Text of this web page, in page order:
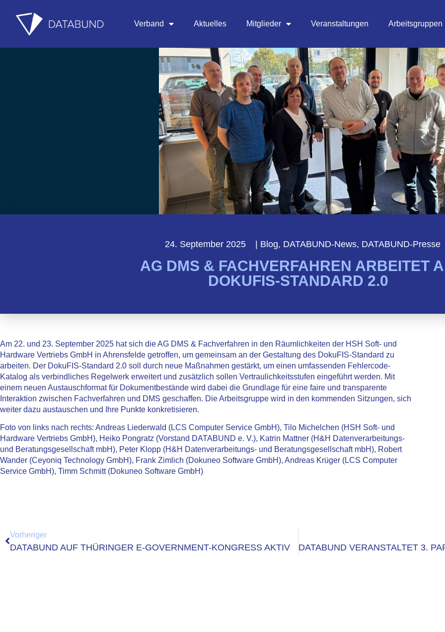
Verband Aktuelles Mitglieder Veranstaltungen Arbeitsgruppen
24. September 2025 Blog, DATABUND-News, DATABUND-Presse
AG DMS & FACHVERFAHREN ARBEITET
DOKUFIS-STANDARD 2.0
Am 22. und 23. September 2025 hat sich die AG DMS & Fachverfahren in den Räumlichkeiten der HSH Soft- und
Hardware Vertriebs GmbH in Ahrensfelde getroffen, um gemeinsam an der Gestaltung des DokuFIS-Standard zu
arbeiten. Der DokuFIS-Standard 2.0 soll durch neue Maßnahmen gestärkt, um einen umfassenden Fehlercode-
Katalog als verbindliches Regelwerk erweitert und zusätzlich sollen Vertraulichkeitsstufen eingeführt werden. Mit
einem neuen Austauschformat für Dokumentbestände wird dabei die Grundlage für eine faire und transparente
Interaktion zwischen Fachverfahren und DMS geschaffen. Die Arbeitsgruppe wird in den kommenden Sitzungen, sich
weiter dazu austauschen und Ihre Punkte konkretisieren.
Foto von links nach rechts: Andreas Liederwald (LCS Computer Service GmbH), Tilo Michelchen (HSH Soft- und
Hardware Vertriebs GmbH), Heiko Pongratz (Vorstand DATABUND e. V.), Katrin Mattner (H&H Datenverarbeitungs-
und Beratungsgesellschaft mbH), Peter Klopp (H&H Datenverarbeitungs- und Beratungsgesellschaft mbH), Robert
Wander (Ceyoniq Technology GmbH), Frank Zimlich (Dokuneo Software GmbH), Andreas Krüger (LCS Computer
Service GmbH), Timm Schmitt (Dokuneo Software GmbH)
Vorheriger
DATABUND AUF THÜRINGER E-GOVERNMENT-KONGRESS AKTIV